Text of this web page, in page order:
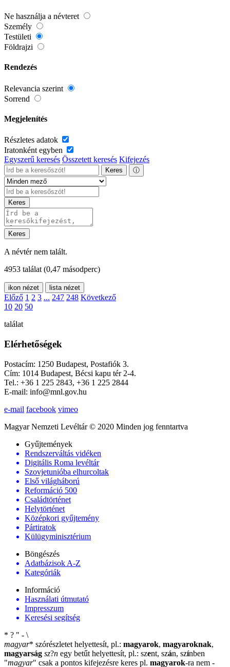
Ne használja a névteret
Személy
Testületi
Földrajzi
Rendezés
Relevancia szerint
Sorrend
Megjelenítés
Részletes adatok
Iratonként egyben
Egyszerű keresés Összetett keresés Kifejezés
Keres ⓘ
Keres
Keres
A névtér nem talált.
4953 találat (0,47 másodperc)
ikon nézet lista nézet
Előző 1 2 3 ... 247 248 Következő
10 20 50
találat
Elérhetőségek
Postacím: 1250 Budapest, Postafiók 3.
Cím: 1014 Budapest, Bécsi kapu tér 2-4.
Tel.: +36 1 225 2843, +36 1 225 2844
E-mail: info@mnl.gov.hu
e-mail facebook vimeo
Magyar Nemzeti Levéltár © 2020 Minden jog fenntartva
Gyűjtemények
Rendszerváltás vidéken
Digitális Roma levéltár
Szovjetunióba elhurcoltak
Első világháború
Reformáció 500
Családtörténet
Helytörténet
Középkori gyűjtemény
Pártiratok
Külügyminisztérium
Böngészés
Adatbázisok A-Z
Kategóriák
Információ
Használati útmutató
Impresszum
Keresési segítség
* ? " - \
magyar* szórészletet helyettesít, pl.: magyarok, magyaroknak,
magyarság sz?n egy betűt helyettesít, pl.: szent, szán, színben
"magyar" csak a pontos kifejezésre keres pl. magyarok-ra nem -